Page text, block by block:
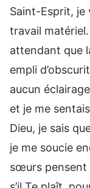
Saint-Esprit, je
travail matériel.
attendant que
empli
aucun
et je me
Dieu, je sais
je me soucie
sœurs pensent